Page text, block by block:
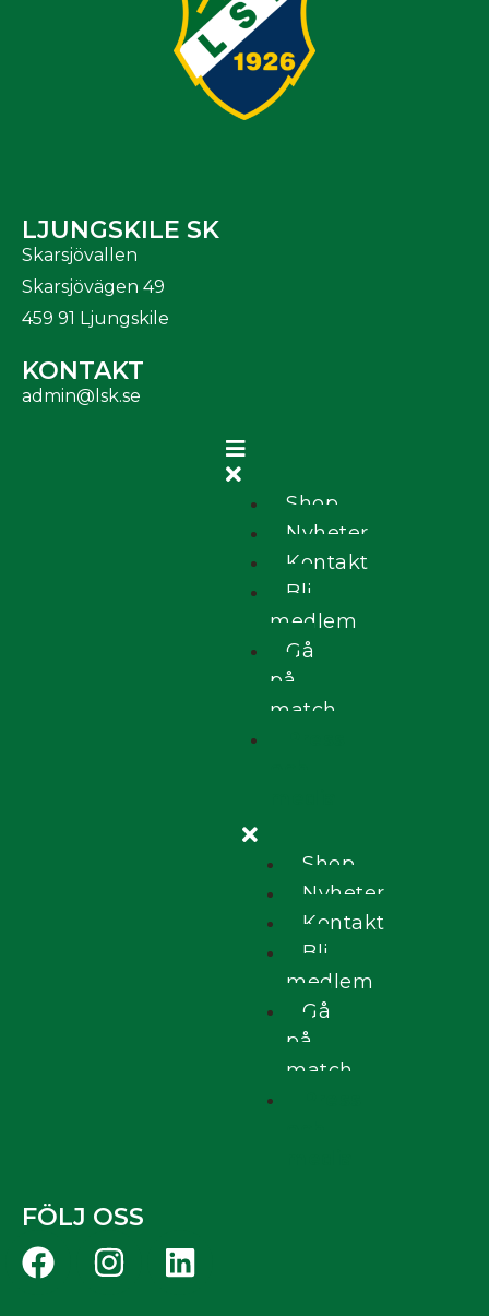
LJUNGSKILE SK
Skarsjövallen
Skarsjövägen 49
459 91 Ljungskile
KONTAKT
admin@lsk.se
Shop
Nyheter
Kontakt
Bli
medlem
Gå
på
match
Shop
Nyheter
Kontakt
Bli
medlem
Gå
på
match
FÖLJ OSS